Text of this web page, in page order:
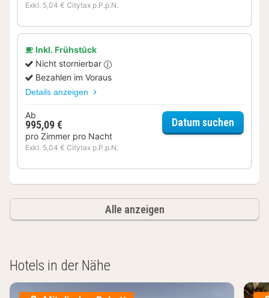
Exkl. 5,04 € Citytax p.P.p.N.
Inkl. Frühstück
Nicht stornierbar
Bezahlen im Voraus
Details anzeigen
Ab
995,09 €
pro Zimmer pro Nacht
Exkl. 5,04 € Citytax p.P.p.N.
Datum suchen
Alle anzeigen
Hotels in der Nähe